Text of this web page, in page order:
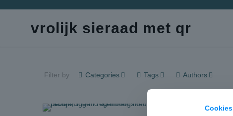
vrolijk sieraad met qr
Filter by Categories Tags Authors
Cookies